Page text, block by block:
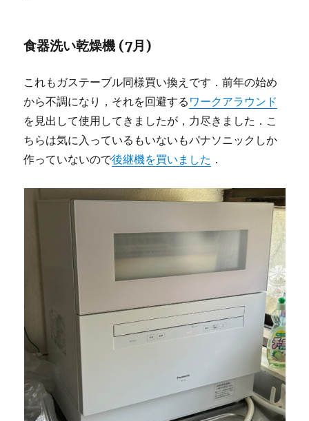
食器洗い乾燥機 (7月)
これもガステーブル同様買い換えです．前年の始め
から不調になり，それを回避する ワークアラウンド
を見出して使用してきましたが，力尽きました．こ
ちらは気に入っているもいないもパナソニックしか
作っていないので後継機を買いました ．